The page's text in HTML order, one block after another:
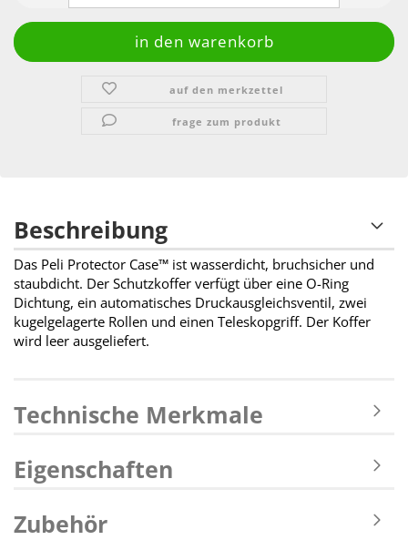
auf den merkzettel
frage zum produkt
Beschreibung
Das Peli Protector Case™ ist wasserdicht, bruchsicher und
staubdicht. Der Schutzkoffer verfügt über eine O-Ring
Dichtung, ein automatisches Druckausgleichsventil, zwei
kugelgelagerte Rollen und einen Teleskopgriff. Der Koffer
wird leer ausgeliefert.
Technische Merkmale
Eigenschaften
Zubehör